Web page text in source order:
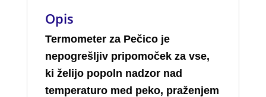
Opis
Termometer za Pečico je
nepogrešljiv pripomoček za vse,
ki želijo popoln nadzor nad
temperaturo med peko, praženjem